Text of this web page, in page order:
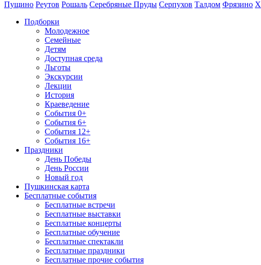
Пущино Реутов Рошаль Серебряные Пруды Серпухов Талдом Фрязино
Подборки
Молодежное
Семейные
Детям
Доступная среда
Льготы
Экскурсии
Лекции
История
Краеведение
События 0+
События 6+
События 12+
События 16+
Праздники
День Победы
День России
Новый год
Пушкинская карта
Бесплатные события
Бесплатные встречи
Бесплатные выставки
Бесплатные концерты
Бесплатные обучение
Бесплатные спектакли
Бесплатные праздники
Бесплатные прочие события